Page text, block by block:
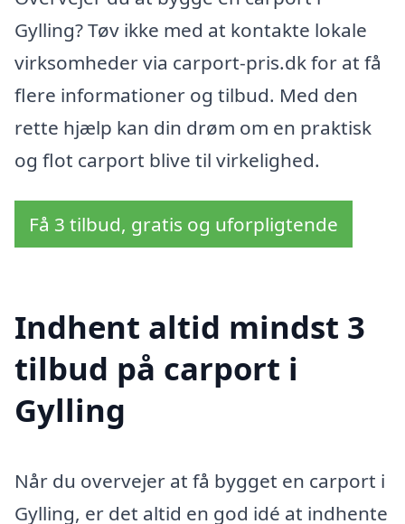
Gylling? Tøv ikke med at kontakte lokale
virksomheder via carport-pris.dk for at få
flere informationer og tilbud. Med den
rette hjælp kan din drøm om en praktisk
og flot carport blive til virkelighed.
Få 3 tilbud, gratis og uforpligtende
Indhent altid mindst 3
tilbud på carport i
Gylling
Når du overvejer at få bygget en carport i
Gylling, er det altid en god idé at indhente